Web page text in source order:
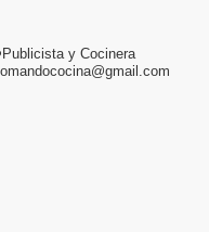
y Cocinera